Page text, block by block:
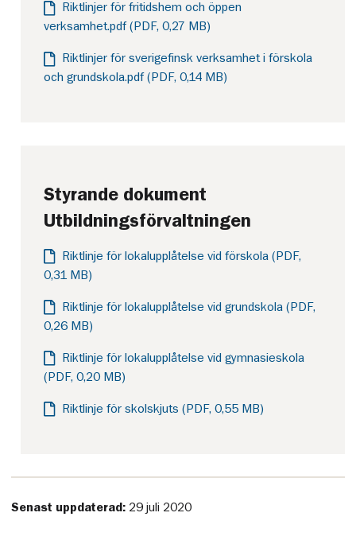
Riktlinjer för fritidshem och öppen
verksamhet.pdf (PDF, 0,27 MB)
Riktlinjer för sverigefinsk verksamhet i förskola
och grundskola.pdf (PDF, 0,14 MB)
Styrande dokument
Utbildningsförvaltningen
Riktlinje för lokalupplåtelse vid förskola (PDF,
0,31 MB)
Riktlinje för lokalupplåtelse vid grundskola (PDF,
0,26 MB)
Riktlinje för lokalupplåtelse vid gymnasieskola
(PDF, 0,20 MB)
Riktlinje för skolskjuts (PDF, 0,55 MB)
Senast uppdaterad: 29 juli 2020